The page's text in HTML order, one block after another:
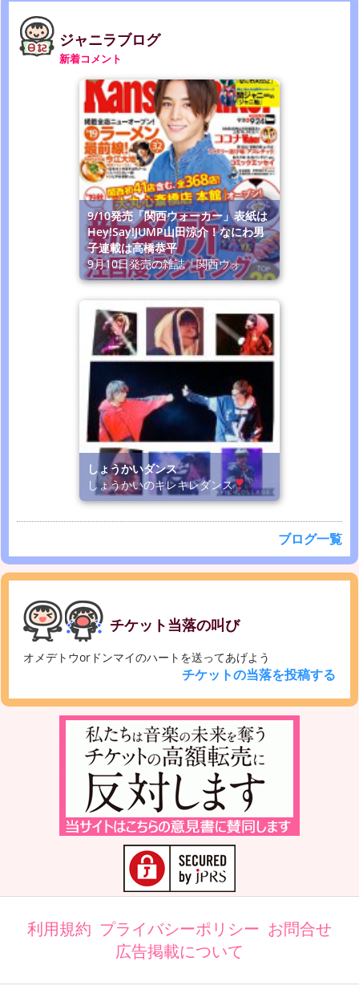
ジャニラブログ
新着コメント
9/10発売「関西ウォーカー」表紙は
Hey!Say!JUMP山田涼介！なにわ男
子連載は高橋恭平
9月10日発売の雑誌「関西ウォ
しょうかいダンス
しょうかいのキレキレダンス
ブログ一覧
チケット当落の叫び
オメデトウorドンマイのハートを送ってあげよう
チケットの当落を投稿する
利用規約 プライバシーポリシー お問合せ
広告掲載について